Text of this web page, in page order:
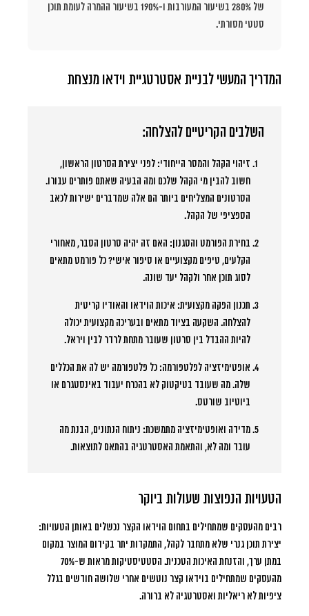
של 280% בשיעור המעורבות ו-190% בשיעור ההמרה לעומת תוכן
סטטי מסורתי.
המדריך המעשי לבניית אסטרטגיית וידאו מנצחת
השלבים הקריטיים להצלחה:
זיהוי הקהל והמסר הייחודי: לפני יצירת הסרטון הראשון,
חשוב להבין מי הקהל שלכם ומה הבעיה שאתם פותרים עבורו.
הסרטונים המצליחים ביותר הם אלה שמדברים ישירות לכאב
הספציפי של הקהל.
בחירת הפורמט והסגנון: האם זה יהיה סרטון הסבר, מאחורי
הקלעים, טיפים מקצועיים או סיפור אישי? כל פורמט מתאים
לסוג תוכן אחר ולקהל יעד שונה.
תכנון הפקה מקצועית: איכות הוידאו והאודיו קריטית
להצלחה. השקעה בציוד מתאים ובעריכה מקצועית יכולה
להיות ההבדל בין סרטון שעובר מתחת לרדר לבין ויראל.
אופטימיזציה לפלטפורמה: כל פלטפורמה יש לה את הכללים
שלה. מה שעובד בטיקטוק לא בהכרח יעבוד באינסטגרם או
ביוטיוב שורטס.
מדידה ואופטימיזציה מתמשכת: ניתוח הנתונים, הבנת מה
עובד ומה לא, והתאמת האסטרטגיה בהתאם לתוצאות.
הטעויות הנפוצות שעולות ביוקר
רבים מהעסקים שמתחילים בתחום הוידאו הקצר נכשלים באותן הטעויות:
יצירת תוכן גנרי שלא מתחבר לקהל, התמקדות יתר בקידום המוצר במקום
במתן ערך, והזנחת האיכות הטכנית.
הסטטיסטיקות מראות ש-70%
מהעסקים שמתחילים בוידאו קצר נוטשים אחרי שלושה חודשים בגלל
ציפיות לא ריאליות ואסטרטגיה לא ברורה.